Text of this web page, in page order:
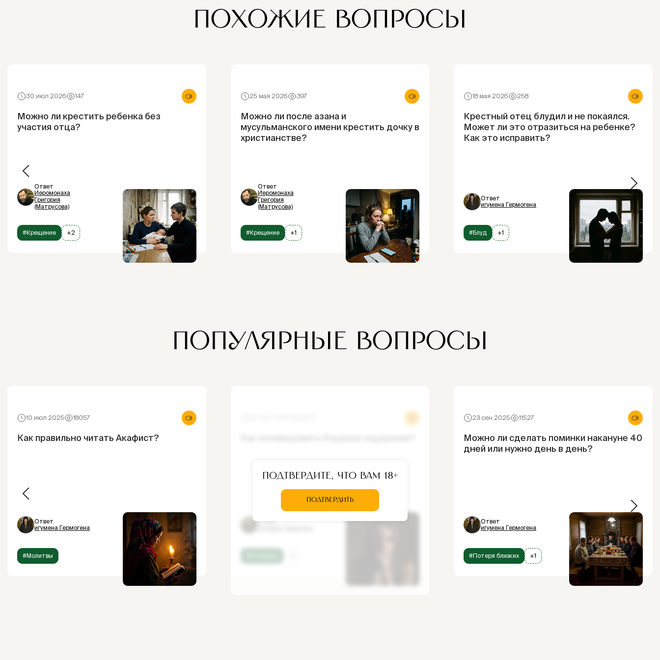
ПОХОЖИЕ ВОПРОСЫ
30 июл 2026 147
Можно ли крестить ребенка без
участия отца?
Ответ
Иеромонаха
Григория
(Матрусова)
#Крещение +2
25 мая 2026 397
Можно ли после азана и
мусульманского имени крестить дочку в
христианстве?
Ответ
Иеромонаха
Григория
(Матрусова)
#Крещение +1
18 мая 2026 258
Крестный отец блудил и не покаялся.
Может ли это отразиться на ребенке?
Как это исправить?
Ответ
игумена Гермогена
#Блуд +1
ПОПУЛЯРНЫЕ ВОПРОСЫ
10 июл 2025 18057
Как правильно читать Акафист?
Ответ
игумена Гермогена
#Молитвы
Ответ
Подтвердите, что вам 18+
ПОДТВЕРДИТЬ
23 сен 2025 11527
Можно ли сделать поминки накануне 40
дней или нужно день в день?
Ответ
игумена Гермогена
#Потеря близких +1